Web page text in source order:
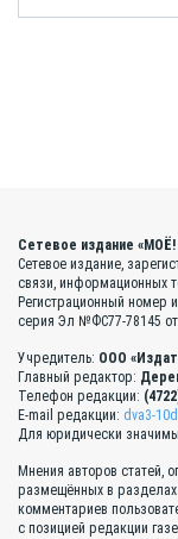
Сетевое издание «МОЁ!
Сетевое издание,
связи, информационных
Регистрационный номер
серия Эл №ФС77-78145
Учредитель: ООО
Главный редактор:
Телефон редакции:
E-mail редакции: dva3-
Для юридически
Мнения авторов статей,
размещённых в
комментариев
с позицией редакции